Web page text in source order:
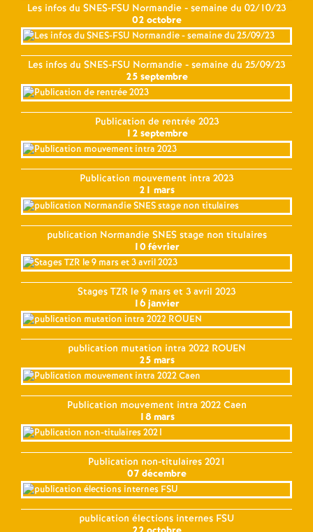
Les infos du SNES-FSU Normandie - semaine du 02/10/23
02 octobre
Les infos du SNES-FSU Normandie - semaine du 25/09/23
25 septembre
Publication de rentrée 2023
12 septembre
Publication mouvement intra 2023
21 mars
publication Normandie SNES stage non titulaires
10 février
Stages TZR le 9 mars et 3 avril 2023
16 janvier
publication mutation intra 2022 ROUEN
25 mars
Publication mouvement intra 2022 Caen
18 mars
Publication non-titulaires 2021
07 décembre
publication élections internes FSU